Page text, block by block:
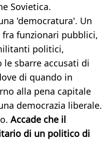
Sovietica.
'democratura'. Un
funzionari pubblici,
politici,
sbarre accusati di
di quando in
alla pena capitale
democrazia liberale.
Accade che il
di un politico di